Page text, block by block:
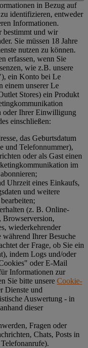
in Bezug auf
identifizieren, entweder
Informationen.
bestimmt und wir
Sie müssen 18 Jahre
nutzen zu können.
erfassen, wenn Sie
wie z.B. unsere
ein Konto bei Le
einem unserer Le
Stores) ein Produkt
oder Ihrer Einwilligung
einschließen:
das Geburtsdatum
und Telefonnummer),
oder als Gast einen
im
Uhrzeit eines Einkaufs,
und weitere
(z. B. Online-
Browserversion,
wiederkehrender
während Ihrer Besuche
der Frage, ob Sie ein
indem Logs und/oder
oder E-Mail
Informationen zur
Sie bitte unsere Cookie-
Dienste und
Auswertung - in
dieser
Fragen oder
Chats, Posts in